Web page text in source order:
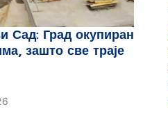
Сад: Град окупиран
зашто све траје